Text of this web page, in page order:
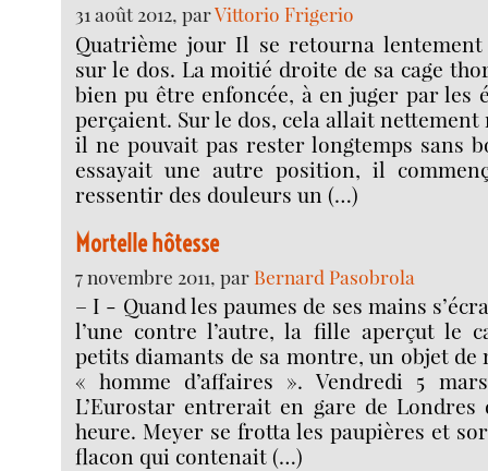
31 août 2012, parVittorio Frigerio
Quatrième jour Il se retourna
sur le dos. La moitié droite de sa cage
bien pu être enfoncée, à en juger par les
perçaient. Sur le dos, cela allait nettement
il ne pouvait pas rester longtemps sans
essayait une autre position, il
ressentir des douleurs un (…)
Mortelle hôtesse
7 novembre 2011, par Bernard Pasobrola
– I - Quand les paumes de ses mains
l’une contre l’autre, la fille aperçut le
petits diamants de sa montre, un objet de
« homme d’affaires ». Vendredi 5
L’Eurostar entrerait en gare de Londres
heure. Meyer se frotta les paupières et
flacon qui contenait (…)